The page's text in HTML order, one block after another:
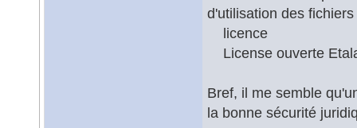
d'utilisation des
licence
License ouverte
Bref, il me semble
la bonne sécurité